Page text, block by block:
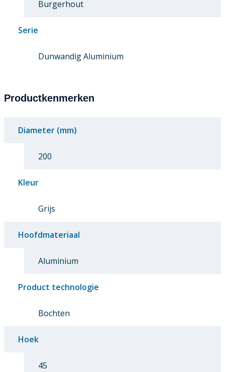
Burgerhout
Serie
Dunwandig Aluminium
Productkenmerken
Diameter (mm)
200
Kleur
Grijs
Hoofdmateriaal
Aluminium
Product technologie
Bochten
Hoek
45